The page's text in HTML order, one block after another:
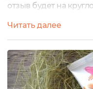
отзыв будет на
любви к
обстоятельства
понадобился крем в
упаковке, который
ночной уход за
Читать далее